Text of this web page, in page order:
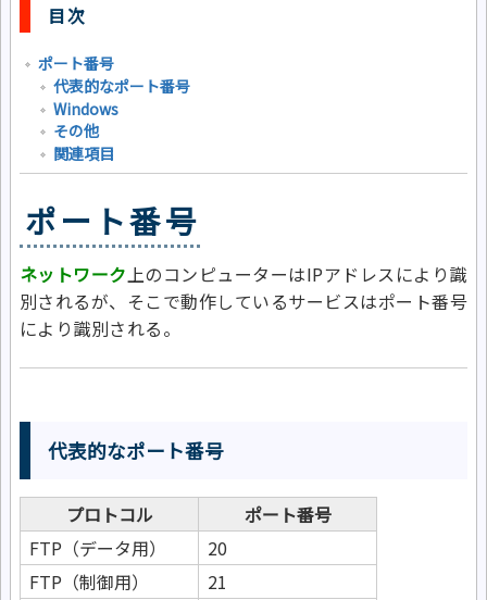
目次
ポート番号
代表的なポート番号
Windows
その他
関連項目
ポート番号
ネットワーク上のコンピューターはIPアドレスにより識
別されるが、そこで動作しているサービスはポート番号
により識別される。
代表的なポート番号
プロトコル
ポート番号
FTP（データ用）
20
FTP（制御用）
21